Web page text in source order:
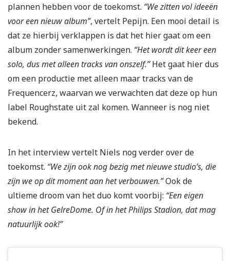
plannen hebben voor de toekomst. “We zitten vol ideeën
voor een nieuw album”, vertelt Pepijn. Een mooi detail is
dat ze hierbij verklappen is dat het hier gaat om een
album zonder samenwerkingen. “Het wordt dit keer een
solo, dus met alleen tracks van onszelf.”Het gaat hier dus
om een productie met alleen maar tracks van de
Frequencerz, waarvan we verwachten dat deze op hun
label Roughstate uit zal komen. Wanneer is nog niet
bekend.
In het interview vertelt Niels nog verder over de
toekomst. “We zijn ook nog bezig met nieuwe studio’s, die
zijn we op dit moment aan het verbouwen.”Ook de
ultieme droom van het duo komt voorbij: “Een eigen
show in het GelreDome. Of in het Philips Stadion, dat mag
natuurlijk ook!”